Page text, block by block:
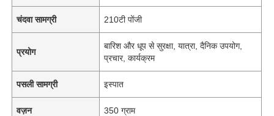
चंदवा सामग्री 210टी पोंजी
प्रयोग
बारिश और धूप से सुरक्षा, यात्रा, दैनिक उपयोग,
प्रचार, कार्यक्रम
पसली सामग्री इस्पात
वज़न 350 ग्राम